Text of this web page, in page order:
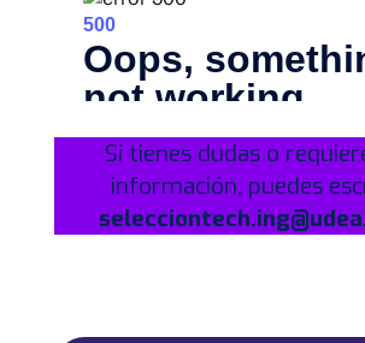
Si tienes dudas o
información, puedes